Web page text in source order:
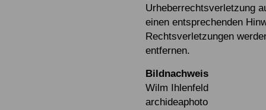
Urheberrechtsverletzung
einen entsprechenden
Rechtsverletzungen
entfernen.
Bildnachweis
Wilm Ihlenfeld
archideaphoto